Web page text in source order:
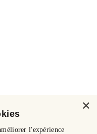
×
l'expérience